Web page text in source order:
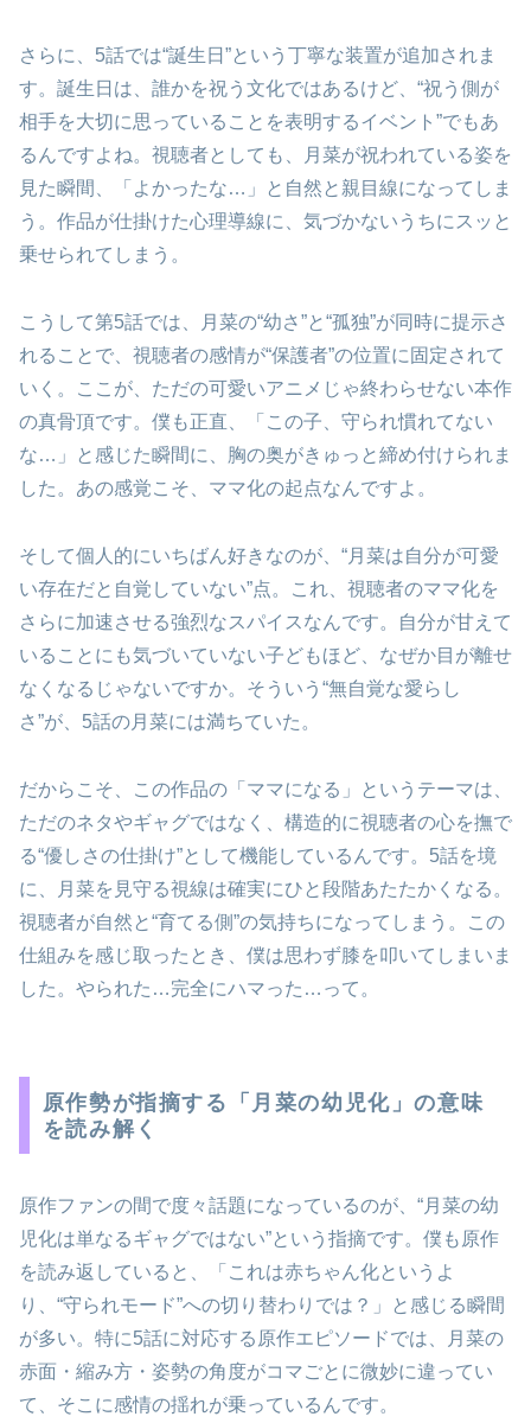
さらに、5話では“誕生日”という丁寧な装置が追加されま
す。誕生日は、誰かを祝う文化ではあるけど、“祝う側が
相手を大切に思っていることを表明するイベント”でもあ
るんですよね。視聴者としても、月菜が祝われている姿を
見た瞬間、「よかったな…」と自然と親目線になってしま
う。作品が仕掛けた心理導線に、気づかないうちにスッと
乗せられてしまう。
こうして第5話では、月菜の“幼さ”と“孤独”が同時に提示さ
れることで、視聴者の感情が“保護者”の位置に固定されて
いく。ここが、ただの可愛いアニメじゃ終わらせない本作
の真骨頂です。僕も正直、「この子、守られ慣れてない
な…」と感じた瞬間に、胸の奥がきゅっと締め付けられま
した。あの感覚こそ、ママ化の起点なんですよ。
そして個人的にいちばん好きなのが、“月菜は自分が可愛
い存在だと自覚していない”点。これ、視聴者のママ化を
さらに加速させる強烈なスパイスなんです。自分が甘えて
いることにも気づいていない子どもほど、なぜか目が離せ
なくなるじゃないですか。そういう“無自覚な愛らし
さ”が、5話の月菜には満ちていた。
だからこそ、この作品の「ママになる」というテーマは、
ただのネタやギャグではなく、構造的に視聴者の心を撫で
る“優しさの仕掛け”として機能しているんです。5話を境
に、月菜を見守る視線は確実にひと段階あたたかくなる。
視聴者が自然と“育てる側”の気持ちになってしまう。この
仕組みを感じ取ったとき、僕は思わず膝を叩いてしまいま
した。やられた…完全にハマった…って。
原作勢が指摘する「月菜の幼児化」の意味
を読み解く
原作ファンの間で度々話題になっているのが、“月菜の幼
児化は単なるギャグではない”という指摘です。僕も原作
を読み返していると、「これは赤ちゃん化というよ
り、“守られモード”への切り替わりでは？」と感じる瞬間
が多い。特に5話に対応する原作エピソードでは、月菜の
赤面・縮み方・姿勢の角度がコマごとに微妙に違ってい
て、そこに感情の揺れが乗っているんです。